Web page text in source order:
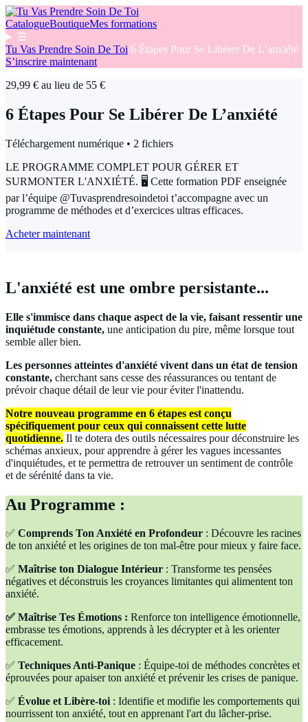
CatalogueBoutiqueMes formations
☰
Tu Vas Prendre Soin De Toi/6 Étapes Pour Se Libérer De L’anxiété
S’inscrire maintenant
29,99 € au lieu de 55 €
6 Étapes Pour Se Libérer De L’anxiété
Téléchargement numérique • 2 fichiers
LE PROGRAMME COMPLET POUR GÉRER ET
SURMONTER L'ANXIÉTÉ. 🖥️ Cette formation PDF enseignée
par l’équipe @Tuvasprendresoindetoi t’accompagne avec un
programme de méthodes et d’exercices ultras efficaces.
Acheter maintenant
L'anxiété est une ombre persistante...
Elle s'immisce dans chaque aspect de la vie, faisant ressentir une
inquiétude constante, une anticipation du pire, même lorsque tout
semble aller bien.
Les personnes atteintes d'anxiété vivent dans un état de tension
constante, cherchant sans cesse des réassurances ou tentant de
prévoir chaque détail de leur vie pour éviter l'inattendu.
Notre nouveau programme en 6 étapes est conçu
spécifiquement pour ceux qui connaissent cette lutte
quotidienne. Il te dotera des outils nécessaires pour déconstruire les
schémas anxieux, pour apprendre à gérer les vagues incessantes
d'inquiétudes, et te permettra de retrouver un sentiment de contrôle
et de sérénité dans ta vie.
Au Programme :
✅ Comprends Ton Anxiété en Profondeur : Découvre les racines
de ton anxiété et les origines de ton mal-être pour mieux y faire face.
✅ Maîtrise ton Dialogue Intérieur : Transforme tes pensées
négatives et déconstruis les croyances limitantes qui alimentent ton
anxiété.
✅ Maîtrise Tes Émotions : Renforce ton intelligence émotionnelle,
embrasse tes émotions, apprends à les décrypter et à les orienter
efficacement.
✅ Techniques Anti-Panique : Équipe-toi de méthodes concrètes et
éprouvées pour apaiser ton anxiété et prévenir les crises de panique.
✅ Évolue et Libère-toi: Identifie et modifie les comportements qui
nourrissent ton anxiété, tout en apprenant l'art du lâcher-prise.